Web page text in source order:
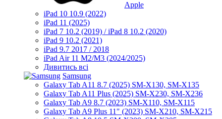
Apple
iPad 10 10.9 (2022)
iPad 11 (2025)
iPad 7 10.2 (2019) / iPad 8 10.2 (2020)
iPad 9 10.2 (2021)
iPad 9.7 2017 / 2018
iPad Air 11 M2/M3 (2024/2025)
Дивитись всі
Samsung
Galaxy Tab A11 8.7 (2025) SM-X130, SM-X135
Galaxy Tab A11 Plus (2025) SM-X230, SM-X236
Galaxy Tab A9 8.7 (2023) SM-X110, SM-X115
Galaxy Tab A9 Plus 11" (2023) SM-X210, SM-X215